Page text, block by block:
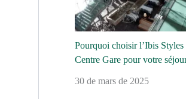
Pourquoi choisir l’Ibis
Centre Gare pour votre
30 de mars de 2025